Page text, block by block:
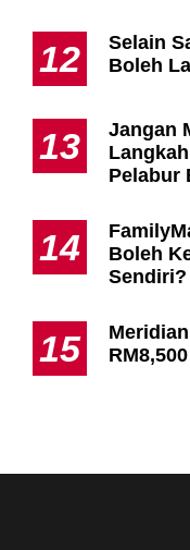
12
Selain
Boleh
13
Jangan
Pelabur
14
Boleh
Sendiri?
15
RM8,500